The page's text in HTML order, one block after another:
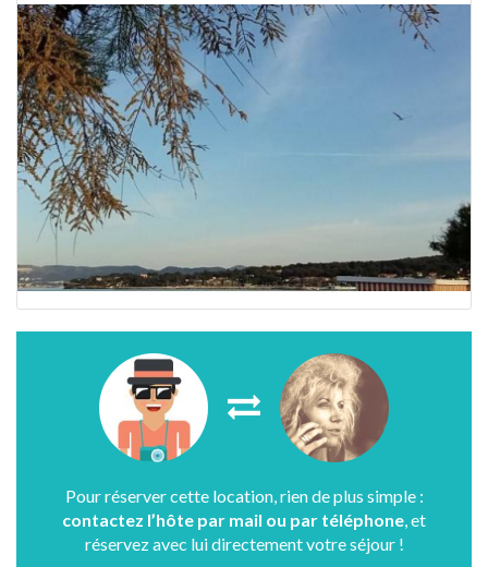
Pour réserver cette location, rien de plus simple :
contactez l’hôte par mail ou par téléphone , et
réservez avec lui directement votre séjour !